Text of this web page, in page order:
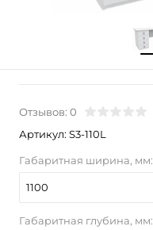
Отзывов: 0
Артикул: S3-110L
Габаритная ширина, мм:
1100
Габаритная глубина, мм: